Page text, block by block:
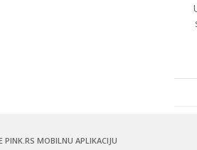
PINK.RS MOBILNU APLIKACIJU